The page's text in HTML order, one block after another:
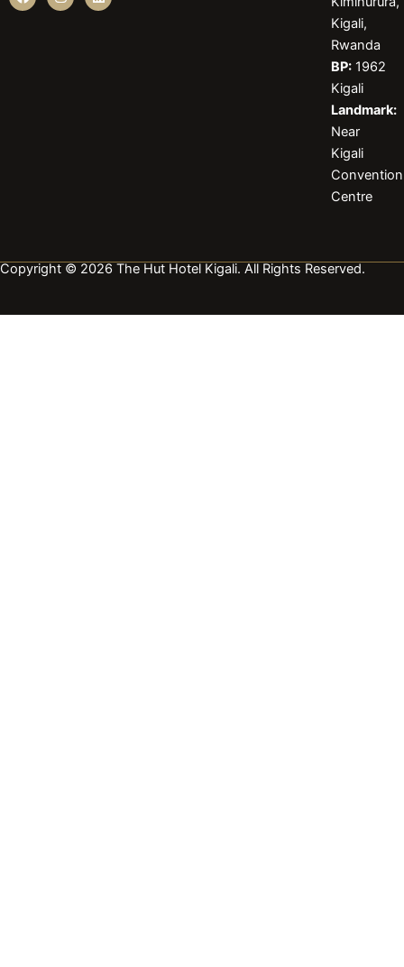
c s n
Kigali,
Rwanda
BP:1962
Kigali
Landmark:
Near
Kigali
Convention
Centre
Copyright © 2026 The Hut Hotel Kigali. All Rights Reserved.